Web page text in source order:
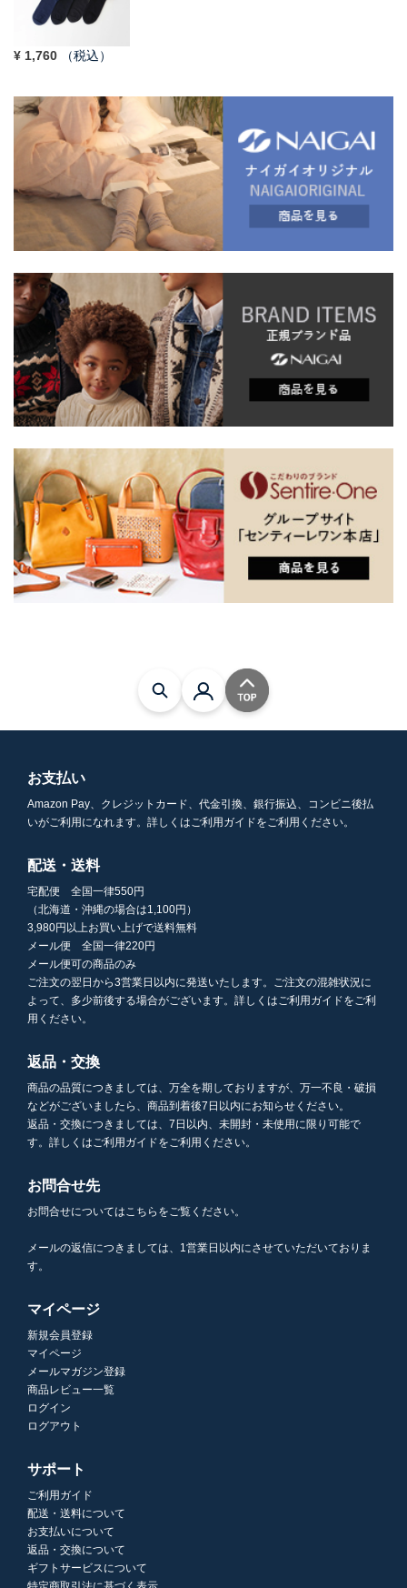
¥ 1,760 （税込）
お支払い
Amazon Pay、クレジットカード、代金引換、銀行振込、コンビニ後払
いがご利用になれます。詳しくはご利用ガイドをご利用ください。
配送・送料
宅配便 全国一律550円
（北海道・沖縄の場合は1,100円）
3,980円以上お買い上げで送料無料
メール便 全国一律220円
メール便可の商品のみ
ご注文の翌日から3営業日以内に発送いたします。ご注文の混雑状況に
よって、多少前後する場合がございます。詳しくはご利用ガイドをご利
用ください。
返品・交換
商品の品質につきましては、万全を期しておりますが、万一不良・破損
などがございましたら、商品到着後7日以内にお知らせください。
返品・交換につきましては、7日以内、未開封・未使用に限り可能で
す。詳しくはご利用ガイドをご利用ください。
お問合せ先
お問合せについてはこちらをご覧ください。
メールの返信につきましては、1営業日以内にさせていただいておりま
す。
マイページ
新規会員登録
マイページ
メールマガジン登録
商品レビュー一覧
ログイン
ログアウト
サポート
ご利用ガイド
配送・送料について
お支払いについて
返品・交換について
ギフトサービスについて